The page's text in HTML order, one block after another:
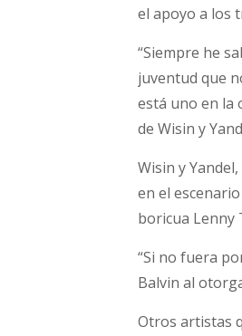
el apoyo a los
“Siempre he
juventud que
está uno en la
de Wisin y
Wisin y
en el
boricua Lenny
“Si no fuera
Balvin al
Otros artistas